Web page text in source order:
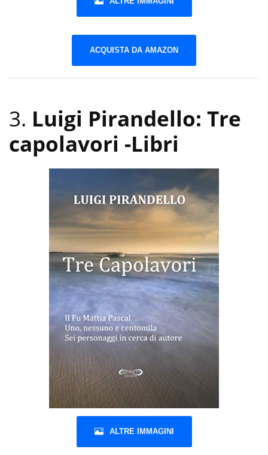
ACQUISTA DA AMAZON
3. Luigi Pirandello: Tre
capolavori -Libri
ALTRE IMMAGINI